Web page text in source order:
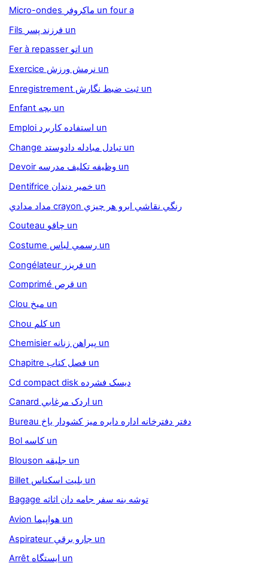
Micro-ondes ماکروفر un four a
Fils فرزند پسر un
Fer à repasser اتو un
Exercice نرمش ورزش un
Enregistrement ثبت ضبط نگارش un
Enfant بچه un
Emploi استفاده کاربرد un
Change تبادل مبادله دادوستد un
Devoir وظيفه تکليف مدرسه un
Dentifrice خمير دندان un
مداد مدادي crayon رنگي نقاشي ابرو هر چيزي
Couteau چاقو un
Costume رسمي لباس un
Congélateur فريزر un
Comprimé قرص un
Clou ميخ un
Chou کلم un
Chemisier پيراهن زنانه un
Chapitre فصل کتاب un
Cd compact disk ديسک فشرده
Canard اردک مرغابي un
Bureau دفتر دفترخانه اداره دايره ميز كشودار ياخ
Bol کاسه un
Blouson جليقه un
Billet بليت اسکناس un
Bagage توشه بنه سفر جامه دان اثاثه
Avion هواپيما un
Aspirateur جارو برقي un
Arrêt ايستگاه un